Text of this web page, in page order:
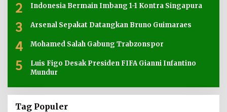
2 Indonesia Bermain Imbang 1-1 Kontra Singapura
3 Arsenal Sepakat Datangkan Bruno Guimaraes
4 Mohamed Salah Gabung Trabzonspor
5
Luis Figo Desak Presiden FIFA Gianni Infantino
Mundur
Tag Populer